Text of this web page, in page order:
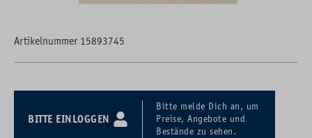
Artikelnummer 15893745
BITTE EINLOGGEN
Bitte melde Dich an, um
Preise, Angebote und
Bestände zu sehen.